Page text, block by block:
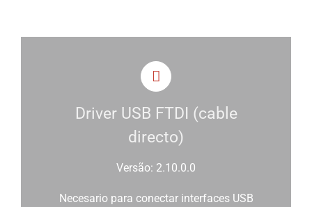
Driver USB FTDI (cable
directo)
Versão: 2.10.0.0
Necesario para conectar interfaces USB